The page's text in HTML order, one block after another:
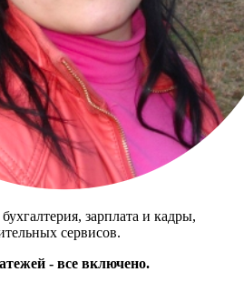
зарплата и кадры,
сервисов.
- все включено.